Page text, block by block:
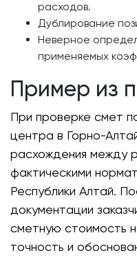
расходов.
Дублирование
Неверное
применяемых
Пример из
При проверке смет
центра в Горно-
расхождения между
фактическими
Республики Алтай.
документации
сметную стоимость
точность и